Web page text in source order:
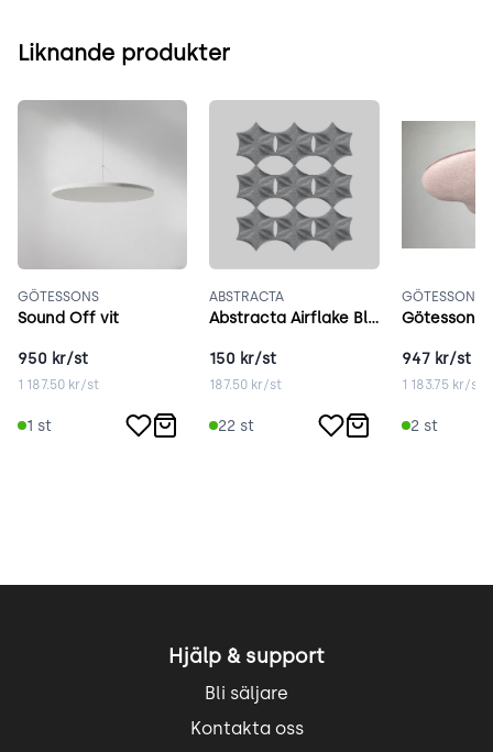
Liknande produkter
GÖTESSONS
Sound Off vit
950 kr/st
1 187.50 kr/st
1 st
ABSTRACTA
Abstracta Airflake Blade Closed grå
150 kr/st
187.50 kr/st
22 st
GÖTESSONS
Götessons
947kr/st
1 183.75kr/st
2st
Hjälp & support
Bli säljare
Kontakta oss